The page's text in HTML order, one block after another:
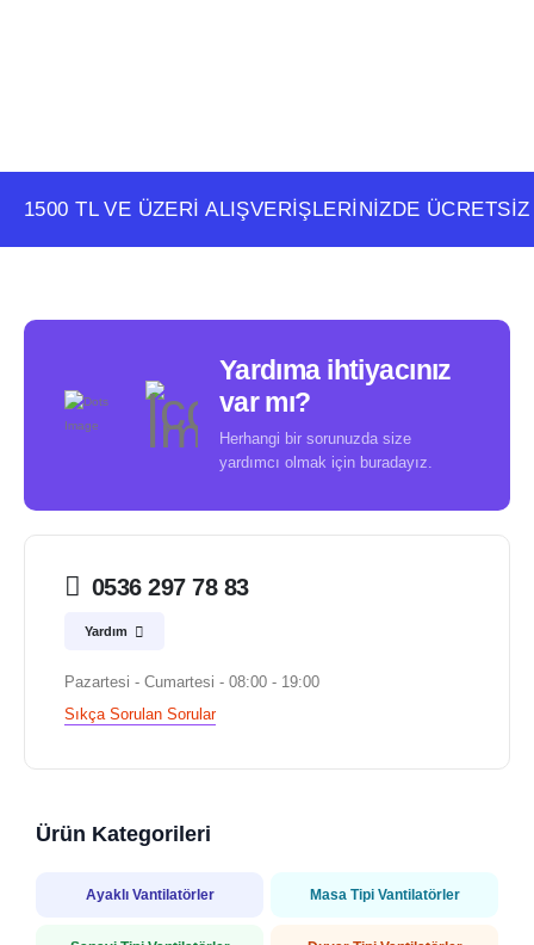
1500 TL VE ÜZERI ALIŞVERIŞLERINIZDE
Yardıma ihtiyacınız
var mı?
Herhangi bir sorunuzda size
yardımcı olmak için buradayız.
0536 297 78 83
Yardım
Pazartesi - Cumartesi - 08:00 - 19:00
Sıkça Sorulan Sorular
Ürün Kategorileri
Ayaklı Vantilatörler Masa Tipi Vantilatörler